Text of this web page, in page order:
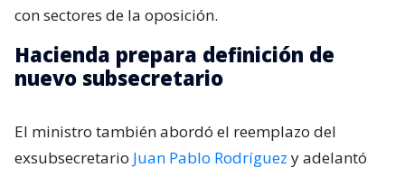
con sectores de la oposición.
Hacienda prepara definición de
nuevo subsecretario
El ministro también abordó el reemplazo del
exsubsecretario Juan Pablo Rodríguez y adelantó